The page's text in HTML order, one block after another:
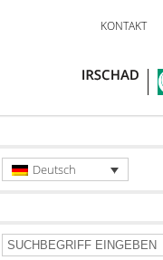
KONTAKT
Deutsch